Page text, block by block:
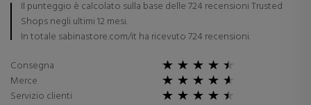
Il punteggio è calcolato sulla base delle 724 recensioni Trusted
Shops negli ultimi 12 mesi.
In totale sabinastore.com/it ha ricevuto 724 recensioni.
Consegna
Merce
Servizio clienti